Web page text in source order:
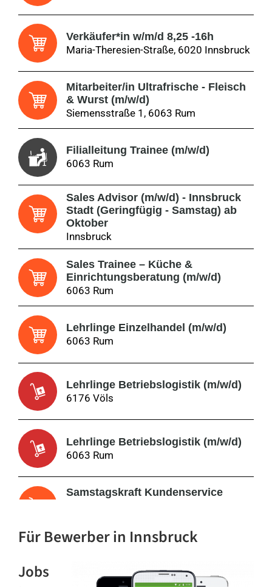
Verkäufer*in w/m/d 8,25 -16h
Maria-Theresien-Straße, 6020 Innsbruck
Mitarbeiter/in Ultrafrische - Fleisch
& Wurst (m/w/d)
Siemensstraße 1, 6063 Rum
Filialleitung Trainee (m/w/d)
6063 Rum
Sales Advisor (m/w/d) - Innsbruck
Stadt (Geringfügig - Samstag) ab
Oktober
Innsbruck
Sales Trainee – Küche &
Einrichtungsberatung (m/w/d)
6063 Rum
Lehrlinge Einzelhandel (m/w/d)
6063 Rum
Lehrlinge Betriebslogistik (m/w/d)
6176 Völs
Lehrlinge Betriebslogistik (m/w/d)
6063 Rum
Samstagskraft Kundenservice
6134 Vomp
Für Bewerberin Innsbruck
Jobs